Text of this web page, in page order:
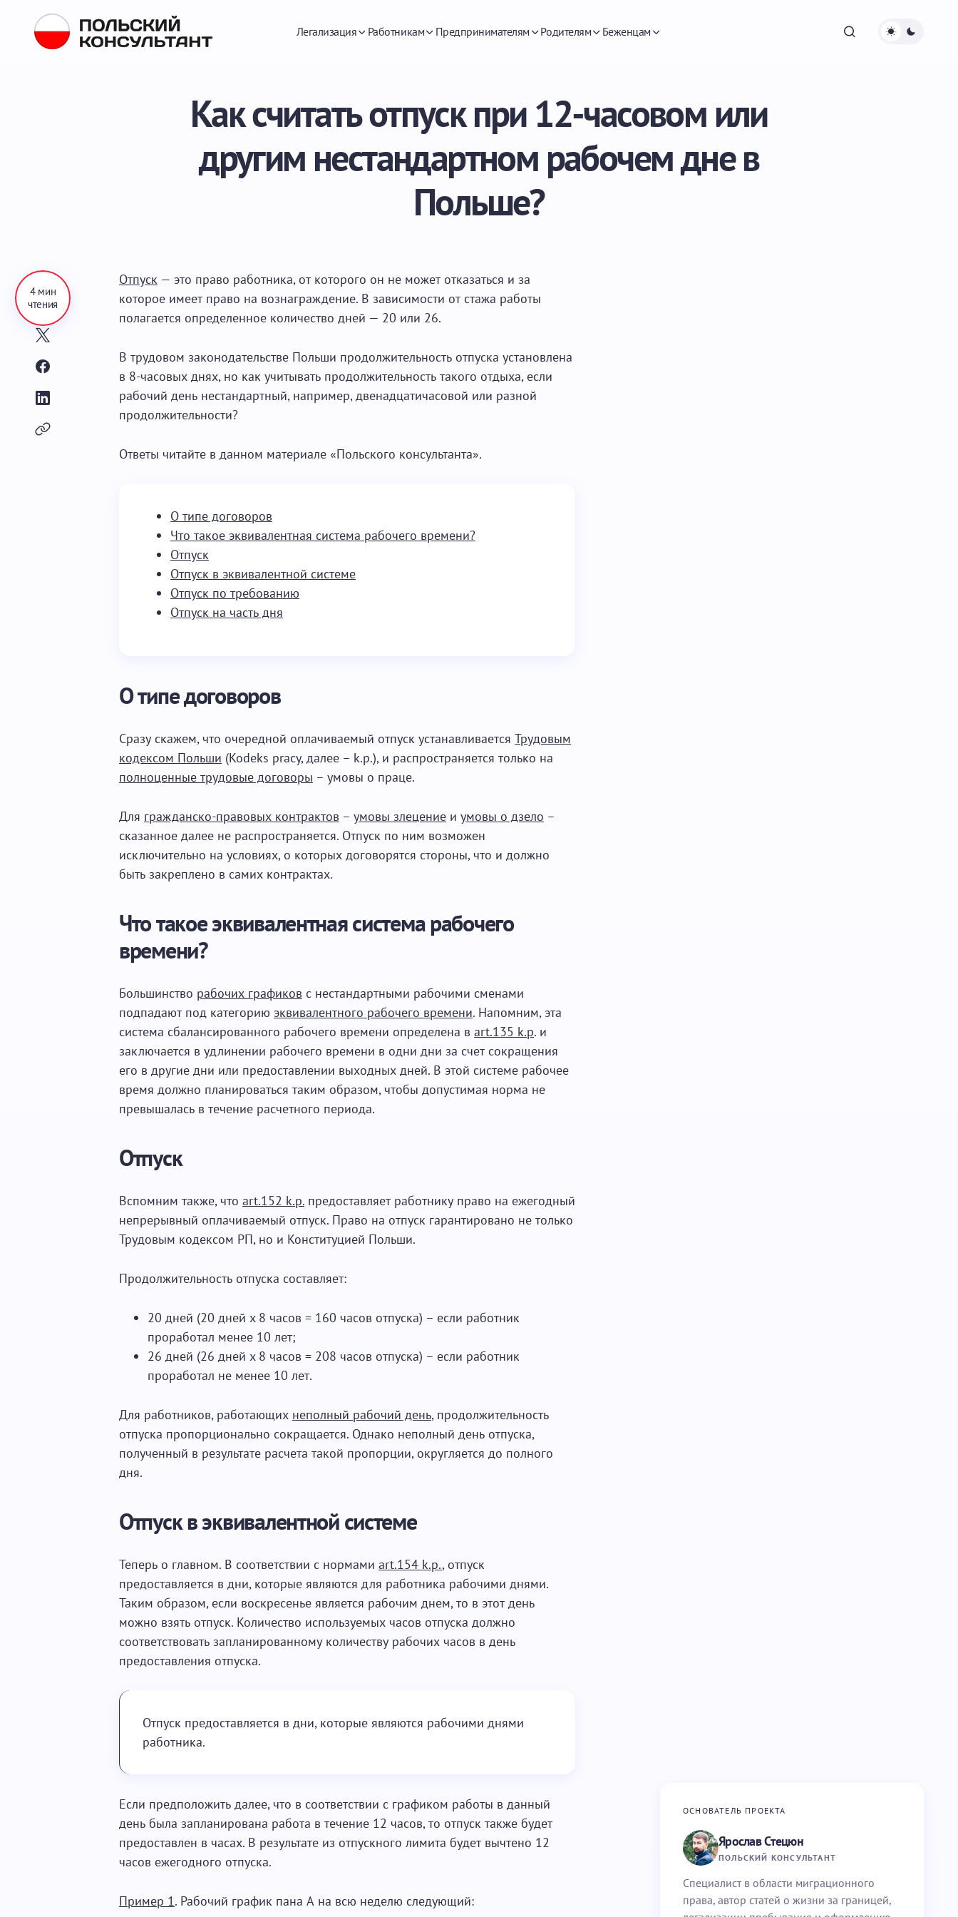
Легализация Работникам Предпринимателям Родителям Беженцам
Как считать отпуск при 12-часовом или
другим нестандартном рабочем дне в
Польше?
4 мин
чтения
Отпуск — это право работника, от которого он не может отказаться и за
которое имеет право на вознаграждение. В зависимости от стажа работы
полагается определенное количество дней — 20 или 26.
В трудовом законодательстве Польши продолжительность отпуска установлена
в 8-часовых днях, но как учитывать продолжительность такого отдыха, если
рабочий день нестандартный, например, двенадцатичасовой или разной
продолжительности?
Ответы читайте в данном материале «Польского консультанта».
О типе договоров
Что такое эквивалентная система рабочего времени?
Отпуск
Отпуск в эквивалентной системе
Отпуск по требованию
Отпуск на часть дня
О типе договоров
Сразу скажем, что очередной оплачиваемый отпуск устанавливается Трудовым
кодексом Польши (Kodeks pracy, далее – k.p.), и распространяется только на
полноценные трудовые договоры – умовы о праце.
Для гражданско-правовых контрактов – умовы злецение и умовы о дзело –
сказанное далее не распространяется. Отпуск по ним возможен
исключительно на условиях, о которых договорятся стороны, что и должно
быть закреплено в самих контрактах.
Что такое эквивалентная система рабочего
времени?
Большинство рабочих графиков с нестандартными рабочими сменами
подпадают под категорию эквивалентного рабочего времени. Напомним, эта
система сбалансированного рабочего времени определена в art.135 k.p. и
заключается в удлинении рабочего времени в одни дни за счет сокращения
его в другие дни или предоставлении выходных дней. В этой системе рабочее
время должно планироваться таким образом, чтобы допустимая норма не
превышалась в течение расчетного периода.
Отпуск
Вспомним также, что art.152 k.p. предоставляет работнику право на ежегодный
непрерывный оплачиваемый отпуск. Право на отпуск гарантировано не только
Трудовым кодексом РП, но и Конституцией Польши.
Продолжительность отпуска составляет:
20 дней (20 дней x 8 часов = 160 часов отпуска) – если работник
проработал менее 10 лет;
26 дней (26 дней x 8 часов = 208 часов отпуска) – если работник
проработал не менее 10 лет.
Для работников, работающих неполный рабочий день, продолжительность
отпуска пропорционально сокращается. Однако неполный день отпуска,
полученный в результате расчета такой пропорции, округляется до полного
дня.
Отпуск в эквивалентной системе
Теперь о главном. В соответствии с нормами art.154 k.p., отпуск
предоставляется в дни, которые являются для работника рабочими днями.
Таким образом, если воскресенье является рабочим днем, то в этот день
можно взять отпуск. Количество используемых часов отпуска должно
соответствовать запланированному количеству рабочих часов в день
предоставления отпуска.
Отпуск предоставляется в дни, которые являются рабочими днями
работника.
Если предположить далее, что в соответствии с графиком работы в данный
день была запланирована работа в течение 12 часов, то отпуск также будет
предоставлен в часах. В результате из отпускного лимита будет вычтено 12
часов ежегодного отпуска.
Пример 1. Рабочий график пана А на всю неделю следующий:
ОСНОВАТЕЛЬ ПРОЕКТА
Ярослав Стецюн
ПОЛЬСКИЙ КОНСУЛЬТАНТ
Специалист в области миграционного
права, автор статей о жизни за границей,